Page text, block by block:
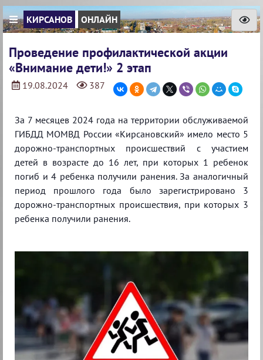
КИРСАНОВ ОНЛАЙН
Проведение профилактической акции
«Внимание дети!» 2 этап
19.08.2024 387
За 7 месяцев 2024 года на территории обслуживаемой
ГИБДД МОМВД России «Кирсановский» имело место 5
дорожно-транспортных происшествий с участием
детей в возрасте до 16 лет, при которых 1 ребенок
погиб и 4 ребенка получили ранения. За аналогичный
период прошлого года было зарегистрировано 3
дорожно-транспортных происшествия, при которых 3
ребенка получили ранения.